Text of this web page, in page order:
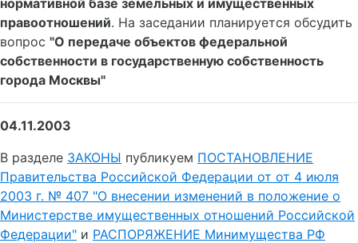
правоотношений. На заседании планируется обсудить
вопрос "О передаче объектов федеральной
собственности в государственную собственность
города Москвы"
04.11.2003
В разделе ЗАКОНЫ публикуем ПОСТАНОВЛЕНИЕ
Правительства Российской Федерации от от 4 июля
2003 г. № 407 "О внесении изменений в положение о
Министерстве имущественных отношений Российской
Федерации" и РАСПОРЯЖЕНИЕ Минимущества РФ